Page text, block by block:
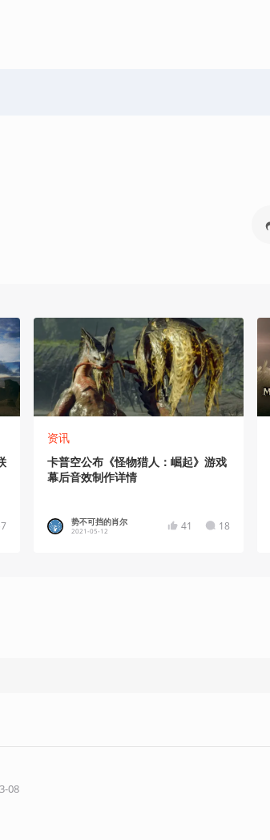
资讯
卡普空公布《怪物猎人：崛起》游戏
幕后音效制作详情
势不可挡的肖尔
2021-05-12 41 18
08